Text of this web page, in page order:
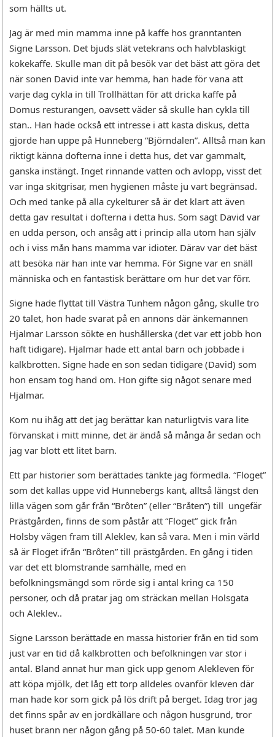
som hällts ut.
Jag är med min mamma inne på kaffe hos granntanten
Signe Larsson. Det bjuds slät vetekrans och halvblaskigt
kokekaffe. Skulle man dit på besök var det bäst att göra det
när sonen David inte var hemma, han hade för vana att
varje dag cykla in till Trollhättan för att dricka kaffe på
Domus resturangen, oavsett väder så skulle han cykla till
stan.. Han hade också ett intresse i att kasta diskus, detta
gjorde han uppe på Hunneberg “Björndalen”. Alltså man kan
riktigt känna dofterna inne i detta hus, det var gammalt,
ganska instängt. Inget rinnande vatten och avlopp, visst det
var inga skitgrisar, men hygienen måste ju vart begränsad.
Och med tanke på alla cykelturer så är det klart att även
detta gav resultat i dofterna i detta hus. Som sagt David var
en udda person, och ansåg att i princip alla utom han själv
och i viss mån hans mamma var idioter. Därav var det bäst
att besöka när han inte var hemma. För Signe var en snäll
människa och en fantastisk berättare om hur det var förr.
Signe hade flyttat till Västra Tunhem någon gång, skulle tro
20 talet, hon hade svarat på en annons där änkemannen
Hjalmar Larsson sökte en hushållerska (det var ett jobb hon
haft tidigare). Hjalmar hade ett antal barn och jobbade i
kalkbrotten. Signe hade en son sedan tidigare (David) som
hon ensam tog hand om. Hon gifte sig något senare med
Hjalmar.
Kom nu ihåg att det jag berättar kan naturligtvis vara lite
förvanskat i mitt minne, det är ändå så många år sedan och
jag var blott ett litet barn.
Ett par historier som berättades tänkte jag förmedla. “Floget”
som det kallas uppe vid Hunnebergs kant, alltså längst den
lilla vägen som går från “Brôten” (eller “Bråten”) till ungefär
Prästgården, finns de som påstår att “Floget” gick från
Holsby vägen fram till Aleklev, kan så vara. Men i min värld
så är Floget ifrån “Brôten” till prästgården. En gång i tiden
var det ett blomstrande samhälle, med en
befolkningsmängd som rörde sig i antal kring ca 150
personer, och då pratar jag om sträckan mellan Holsgata
och Aleklev..
Signe Larsson berättade en massa historier från en tid som
just var en tid då kalkbrotten och befolkningen var stor i
antal. Bland annat hur man gick upp genom Alekleven för
att köpa mjölk, det låg ett torp alldeles ovanför kleven där
man hade kor som gick på lös drift på berget. Idag tror jag
det finns spår av en jordkällare och någon husgrund, tror
huset brann ner någon gång på 50-60 talet. Man kunde